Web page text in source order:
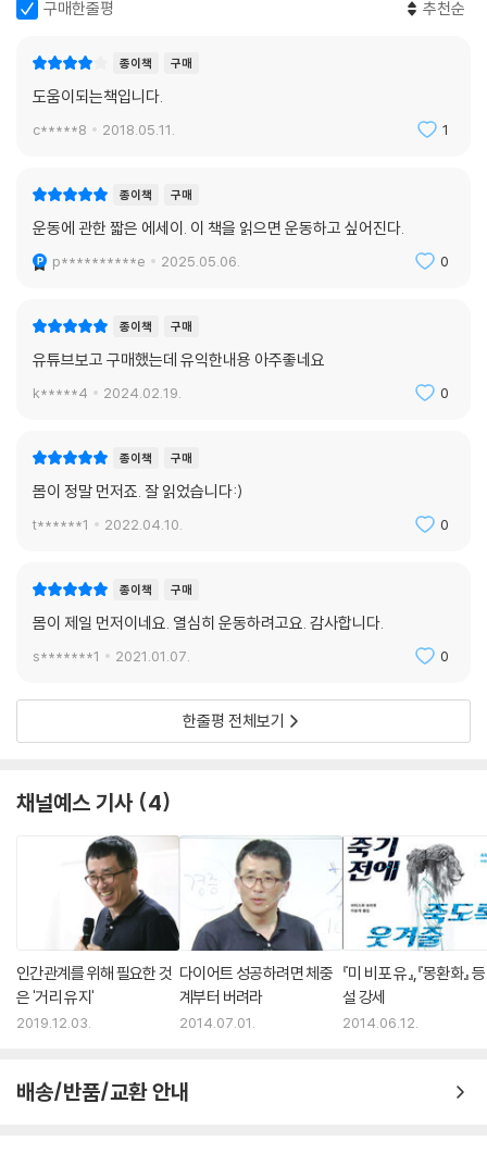
몸의 변화를 위해서는 운동 못지않게 먹는 것을 신경 써야 한다. 운동 시간
기 때문이다. 운동의 최대 적은 바로 술이다. 술을 마시면 사실 운동은 도로
아미타불이다. 같이 운동을 시작한 지인은 나와 비슷한 강도로 운동했지만
술을 끊지 못해 별다른 재미를 보지 못했다. 안 한 것보다는 나았지만 투자
--- “꾸준한 운동의 비결”에서 (p.127)
냥 일을 중단하고 쉬면 되는 것 아닌가 생각할 수도 있다. 과연 그럴까? 그
렇지 않다. 쉴 줄 모르는 사람들이 있다. 일 중독자들이다. 내가 생각하는
중독의 정의는 “그칠 줄 모르는 것”이다. 일 중독자는 쉬는 능력을 상실한
--- “쉬는 것도 능력이다”에서 (p.142)
다. 그보다는 얼마나 많은 것으로부터 자유로운가에 달려 있다. 명상과 기
도는 우리에게 자유로움을 준다. 그래서 기도와 명상을 많이 한 사람은 눈
빛이 고요하고 형형하여 보는 것만으로도 사람에게 감동을 준다. “기도는
다”라는 키에르케고르의 말은 사실인 듯싶다. 스마트폰은 많은 것을 주었
지만 동시에 많은 것을 빼앗아 갔다. 그중 하나는 가만히 있는 시간과 기도
--- “자유로움”에서 (p.208)
--- 본문 중에서
구매한줄평 추천순
종이책 구매
도움이되는책입니다.
c*****8 2018.05.11. 1
종이책 구매
운동에 관한 짧은 에세이. 이 책을 읽으면 운동하고 싶어진다.
p**********e 2025.05.06. 0
종이책 구매
유튜브보고 구매했는데 유익한내용 아주좋네요
k*****4 2024.02.19. 0
종이책 구매
몸이 정말 먼저죠. 잘 읽었습니다:)
t******1 2022.04.10. 0
종이책 구매
몸이 제일 먼저이네요. 열심히 운동하려고요. 감사합니다.
s*******1 2021.01.07. 0
한줄평 전체보기
채널예스 기사 4
인간관계를 위해 필요한 것
은 '거리 유지'
2019.12.03.
다이어트 성공하려면 체중
계부터 버려라
2014.07.01.
『미 비포 유』,『몽환화』
설 강세
2014.06.12.
배송/반품/교환 안내